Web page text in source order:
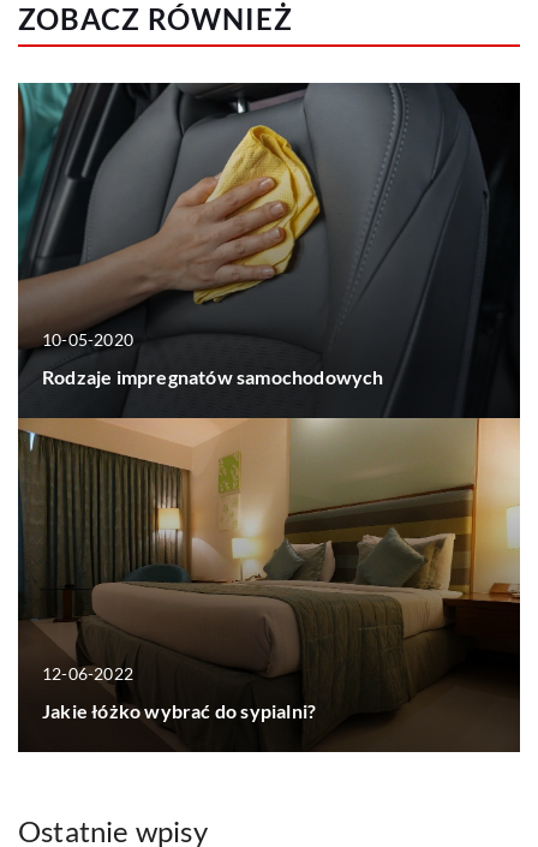
ZOBACZ RÓWNIEŻ
10-05-2020
Rodzaje impregnatów samochodowych
12-06-2022
Jakie łóżko wybrać do sypialni?
Ostatnie wpisy